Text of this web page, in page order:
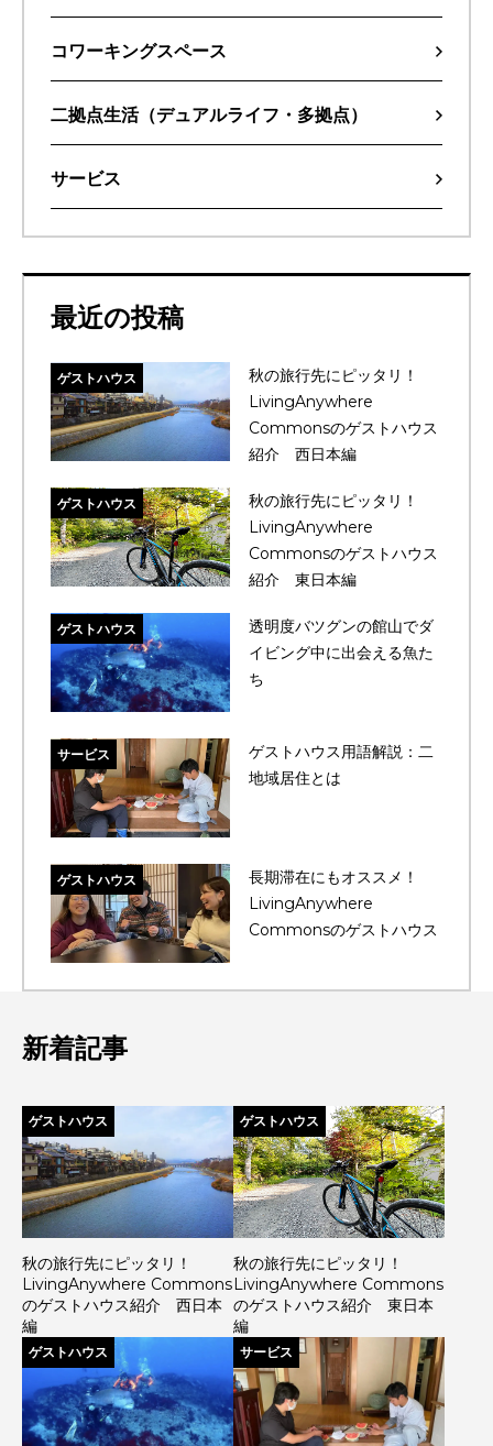
コワーキングスペース
二拠点生活（デュアルライフ・多拠点）
サービス
最近の投稿
ゲストハウス
秋の旅行先にピッタリ！
LivingAnywhere
Commonsのゲストハウス
紹介 西日本編
ゲストハウス
秋の旅行先にピッタリ！
LivingAnywhere
Commonsのゲストハウス
紹介 東日本編
ゲストハウス
透明度バツグンの館山でダ
イビング中に出会える魚た
ち
サービス
ゲストハウス用語解説：二
地域居住とは
ゲストハウス
長期滞在にもオススメ！
LivingAnywhere
Commonsのゲストハウス
新着記事
ゲストハウス
秋の旅行先にピッタリ！
LivingAnywhere Commons
のゲストハウス紹介 西日本
編
ゲストハウス
秋の旅行先にピッタリ！
LivingAnywhere Commons
のゲストハウス紹介 東日本
編
ゲストハウス サービス